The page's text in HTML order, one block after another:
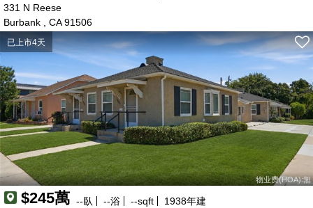
140萬
129萬
785萬
97萬
130萬
165萬
158萬
510萬
123萬
129萬
160萬
150萬
96萬
118萬
198萬 189萬
150萬
154萬
120萬
4萬
84萬
200萬
540萬
558萬
390萬
323萬
148萬
219萬
340萬
1121萬
167萬
87萬
200萬
118萬
140萬
73萬
150萬
580萬
140萬
74萬
140萬
188萬
300萬
331 N Reese
Burbank , CA 91506
已上市4天
物业费(HOA):無
$245萬 --臥 --浴 --sqft 1938年建